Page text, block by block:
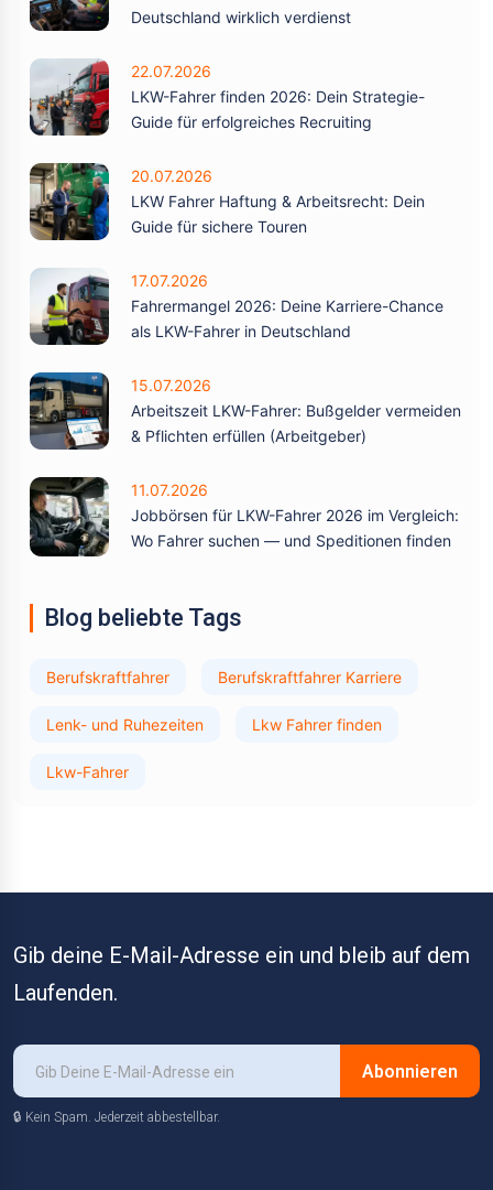
Deutschland wirklich verdienst
22.07.2026
LKW-Fahrer finden 2026: Dein Strategie-
Guide für erfolgreiches Recruiting
20.07.2026
LKW Fahrer Haftung & Arbeitsrecht: Dein
Guide für sichere Touren
17.07.2026
Fahrermangel 2026: Deine Karriere-Chance
als LKW-Fahrer in Deutschland
15.07.2026
Arbeitszeit LKW-Fahrer: Bußgelder vermeiden
& Pflichten erfüllen (Arbeitgeber)
11.07.2026
Jobbörsen für LKW-Fahrer 2026 im Vergleich:
Wo Fahrer suchen — und Speditionen finden
Blog beliebte Tags
Berufskraftfahrer Berufskraftfahrer Karriere
Lenk- und Ruhezeiten Lkw Fahrer finden
Lkw-Fahrer
Gib deine E-Mail-Adresse ein und bleib auf dem
Laufenden.
Abonnieren
🔒 Kein Spam. Jederzeit abbestellbar.